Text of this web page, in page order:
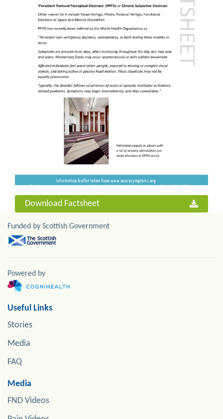
Download Factsheet
Funded by Scottish Government
Powered by
Useful Links
Stories
Media
FAQ
Media
FND Videos